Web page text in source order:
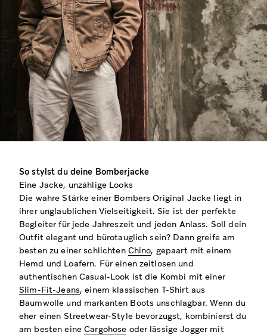
So stylst du deine Bomberjacke
Eine Jacke, unzählige Looks
Die wahre Stärke einer Bombers Original Jacke liegt in
ihrer unglaublichen Vielseitigkeit. Sie ist der perfekte
Begleiter für jede Jahreszeit und jeden Anlass. Soll dein
Outfit elegant und bürotauglich sein? Dann greife am
besten zu einer schlichten Chino, gepaart mit einem
Hemd und Loafern. Für einen zeitlosen und
authentischen Casual-Look ist die Kombi mit einer
Slim-Fit-Jeans, einem klassischen T-Shirt aus
Baumwolle und markanten Boots unschlagbar. Wenn du
eher einen Streetwear-Style bevorzugst, kombinierst du
am besten eineCargohose oder lässige Jogger mit